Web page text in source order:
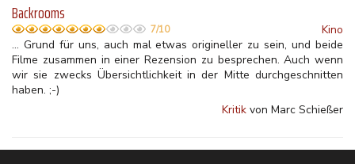
Backrooms
7/10
Kino
... Grund für uns, auch mal etwas origineller zu sein, und beide
Filme zusammen in einer Rezension zu besprechen. Auch wenn
wir sie zwecks Übersichtlichkeit in der Mitte durchgeschnitten
haben. ;-)
Kritik von Marc Schießer